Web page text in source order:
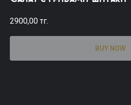
2900,00 тг.
BUY NOW